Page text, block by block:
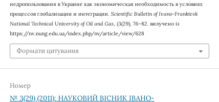
недропользования в Украине как экономическая необходимость в условиях
процессов глобализации и интеграции. Scientific Bulletin of Ivano-Frankivsk
National Technical University of Oil and Gas, (3(29), 76–82. вилучено із
https://nv.nung.edu.ua/index.php/nv/article/view/628
Формати цитування
Номер
№ 3(29) (2011): НАУКОВИЙ ВІСНИК ІВАНО-